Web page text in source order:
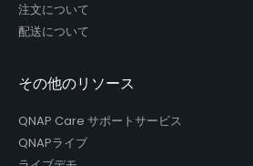
注文について
配送について
その他のリソース
QNAP Care サポートサービス
QNAPライブ